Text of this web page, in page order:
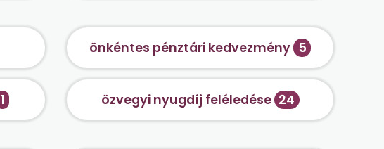
önkéntes pénztári kedvezmény 5
1 özvegyi nyugdíj feléledése 24